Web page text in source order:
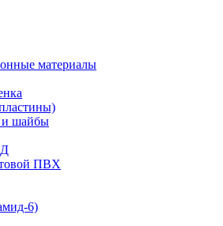
материалы
и шайбы
ПВХ
6)